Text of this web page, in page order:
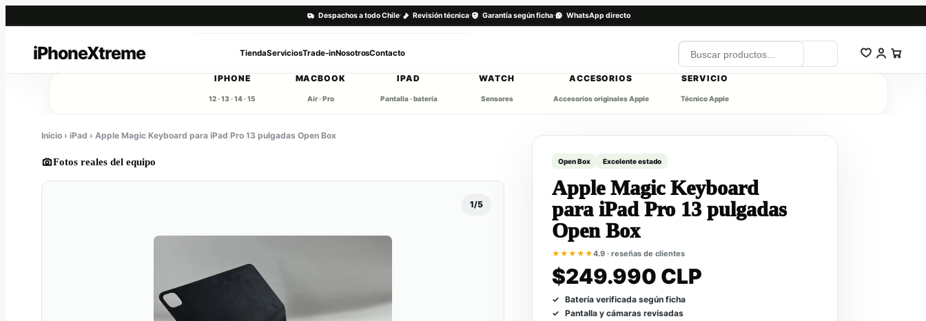
Despachos a todo Chile· Revisión técnica· Garantía según ficha· WhatsApp directo
TiendaServiciosTrade-inNosotrosContacto
IPHONE
12 · 13 · 14 · 15
MACBOOK
Air · Pro
IPAD
Pantalla · batería
WATCH
Sensores
ACCESORIOS
Accesorios originales Apple
SERVICIO
Técnico Apple
Inicio › iPad › Apple Magic Keyboard para iPad Pro 13 pulgadas Open Box
Fotos reales del equipo
1/5
Open Box Excelente estado
Apple Magic Keyboard
para iPad Pro 13 pulgadas
Open Box
★★★★★4.9 · reseñas de clientes
$249.990 CLP
Batería verificada según ficha
Pantalla y cámaras revisadas